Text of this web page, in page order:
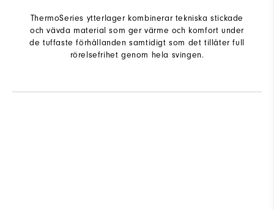
ThermoSeries ytterlager kombinerar tekniska stickade
och vävda material som ger värme och komfort under
de tuffaste förhållanden samtidigt som det tillåter full
rörelsefrihet genom hela svingen.